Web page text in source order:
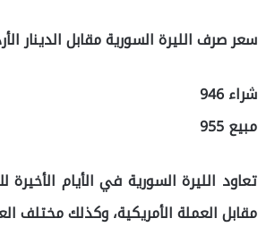
سعر صرف الليرة السورية مقابل الدينار
شراء 946
مبيع 955
تعاود الليرة السورية في الأيام
مقابل العملة الأمريكية، وكذلك مختلف